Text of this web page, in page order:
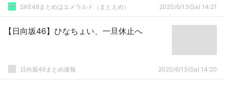
SKE48まとめはエメラルド（まとえめ） 2020/6/13(Sa) 14:21
【日向坂46】ひなちょい、一旦休止へ
日向坂46まとめ速報 2020/6/13(Sa) 14:20